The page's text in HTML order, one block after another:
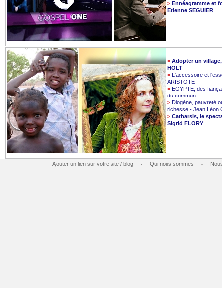
> Ennéagramme et
Etienne SEGUIER
> Adopter un
HOLT
> L'accessoire et
ARISTOTE
> EGYPTE, des
du commun
> Diogène, pauvreté
richesse - Jean Léon
> Catharsis, le
Sigrid FLORY
Ajouter un lien sur votre site / blog - Qui nous sommes -